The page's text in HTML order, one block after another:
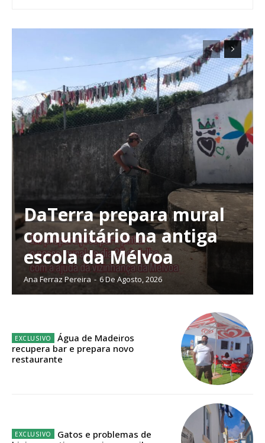
Planos de Assinatura
Faça-se assinante do Região de Cister e ajude-nos a manter este serviço
público!
Escolha o plano de assinatura desejado:
DaTerra prepara mural
comunitário na antiga
escola da Mélvoa
Ana Ferraz Pereira - 6 De Agosto, 2026
Água de Madeiros
recupera bar e prepara novo
restaurante
Gatos e problemas de